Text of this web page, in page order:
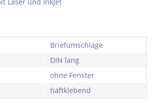
Briefumschläge
DIN lang
ohne Fenster
haftklebend